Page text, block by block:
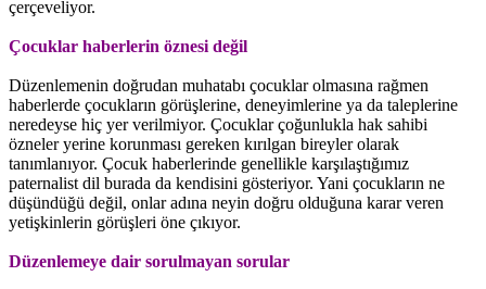
çerçeveliyor.
Çocuklar haberlerin öznesi değil
Düzenlemenin doğrudan muhatabı çocuklar olmasına rağmen
haberlerde çocukların görüşlerine, deneyimlerine ya da taleplerine
neredeyse hiç yer verilmiyor. Çocuklar çoğunlukla hak sahibi
özneler yerine korunması gereken kırılgan bireyler olarak
tanımlanıyor. Çocuk haberlerinde genellikle karşılaştığımız
paternalist dil burada da kendisini gösteriyor. Yani çocukların ne
düşündüğü değil, onlar adına neyin doğru olduğuna karar veren
yetişkinlerin görüşleri öne çıkıyor.
Düzenlemeye dair sorulmayan sorular